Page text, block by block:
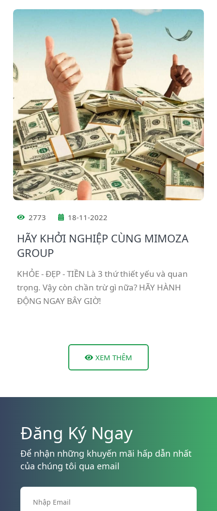
2773 18-11-2022
HÃY KHỞI NGHIỆP CÙNG MIMOZA
GROUP
KHỎE - ĐẸP - TIỀN Là 3 thứ thiết yếu và quan
trọng. Vậy còn chần trừ gì nữa? HÃY HÀNH
ĐỘNG NGAY BÂY GIỜ!
XEM THÊM
Đăng Ký Ngay
Để nhận những khuyến mãi hấp dẫn nhất
của chúng tôi qua email